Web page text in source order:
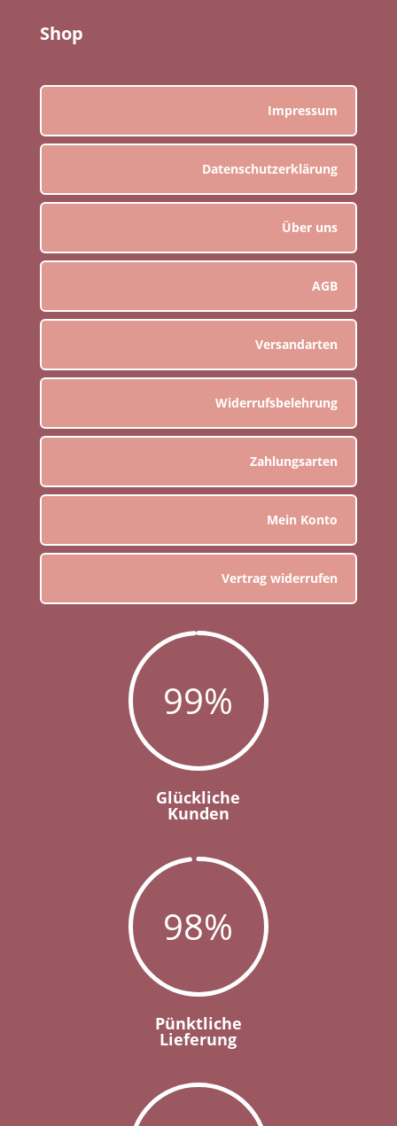
Shop
Impressum
Datenschutzerklärung
Über uns
AGB
Versandarten
Widerrufsbelehrung
Zahlungsarten
Mein Konto
Vertrag widerrufen
99%
Glückliche
Kunden
98%
Pünktliche
Lieferung